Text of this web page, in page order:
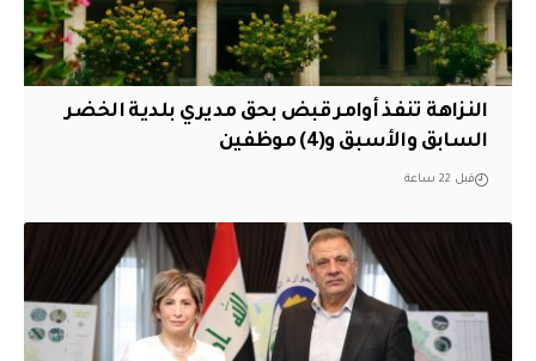
النزاهة تنفذ أوامر قبض بحق مديري بلدية الخضر
السابق والأسبق و(4) موظفين
قبل 22 ساعة